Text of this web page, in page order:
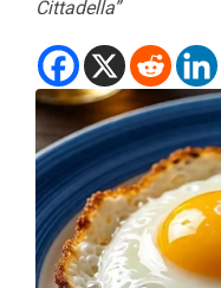
Cittadella”